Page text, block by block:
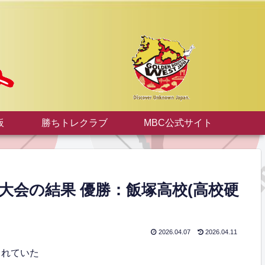
勝ちトレクラブ MBC公式サイト
会の結果 優勝：飯塚高校(高校硬
2026.04.07 2026.04.11
ていた